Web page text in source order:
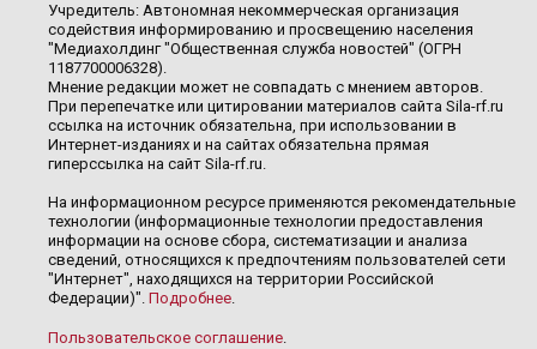
Учредитель: Автономная некоммерческая организация
содействия информированию и просвещению населения
"Медиахолдинг "Общественная служба новостей" (ОГРН
1187700006328).
Мнение редакции может не совпадать с мнением авторов.
При перепечатке или цитировании материалов сайта Sila-rf.ru
ссылка на источник обязательна, при использовании в
Интернет-изданиях и на сайтах обязательна прямая
гиперссылка на сайт Sila-rf.ru.
На информационном ресурсе применяются рекомендательные
технологии (информационные технологии предоставления
информации на основе сбора, систематизации и анализа
сведений, относящихся к предпочтениям пользователей сети
"Интернет", находящихся на территории Российской
Федерации)". Подробнее.
Пользовательское соглашение.